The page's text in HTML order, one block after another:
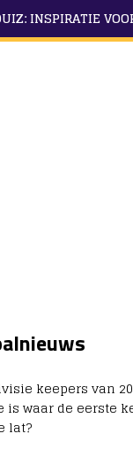
INSPIRATIE
keepers van
is waar de eerste
lat?